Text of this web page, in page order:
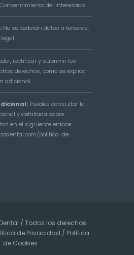
Consentimiento del interesado.
No se cederán datos a terceros,
rectificar y suprimir los
derechos, como se explica
adicional.
Puedes consultar la
y detallada sobre
en el siguiente enlace:
politica-de-
/ Todos los derechos
de Privacidad / Política
de Cookies